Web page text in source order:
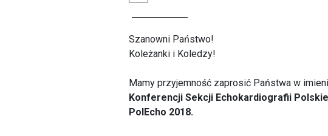
Szanowni Państwo!
Koleżanki i Koledzy!
Mamy przyjemność zaprosić Państwa w
Konferencji Sekcji Echokardiografii
PolEcho 2018.